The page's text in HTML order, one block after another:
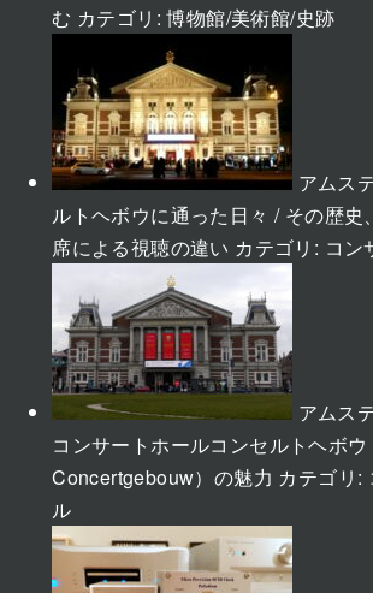
む カテゴリ:博物館/美術館/史跡
アムス
ルトヘボウに通った日々 / その歴史
席による視聴の違い カテゴリ: コン
アムス
コンサートホールコンセルトヘボ
Concertgebouw）の魅力 カテゴリ:
ル